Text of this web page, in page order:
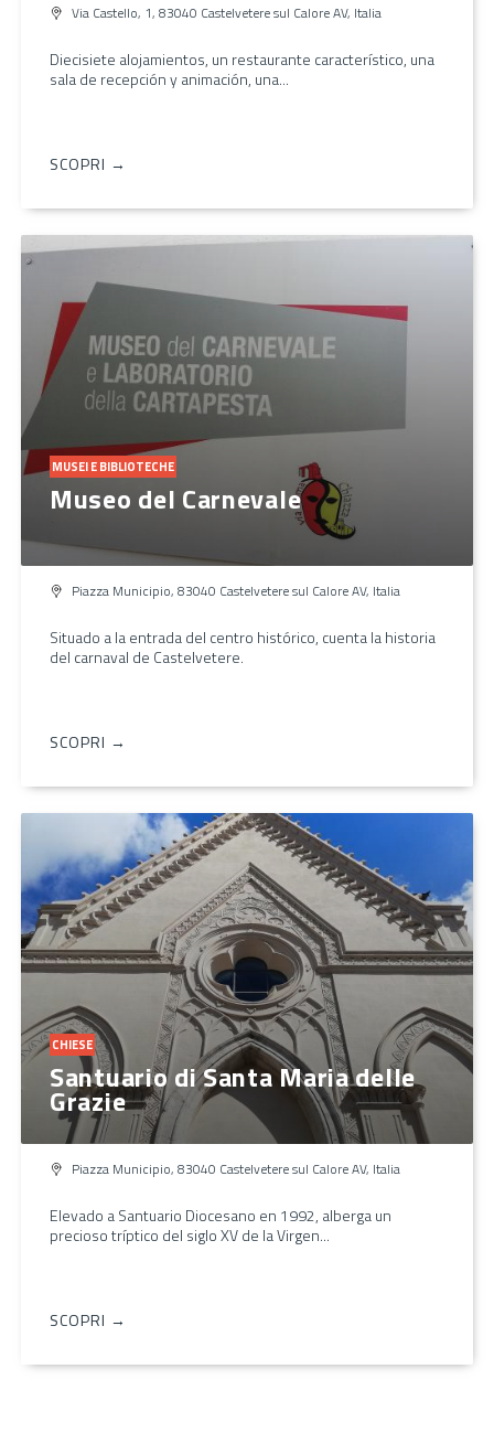
Via Castello, 1, 83040 Castelvetere sul Calore AV, Italia
Diecisiete alojamientos, un restaurante característico, una
sala de recepción y animación, una...
SCOPRI →
MUSEI E BIBLIOTECHE
Museo del Carnevale
Piazza Municipio, 83040 Castelvetere sul Calore AV, Italia
Situado a la entrada del centro histórico, cuenta la historia
del carnaval de Castelvetere.
SCOPRI →
CHIESE
Santuario di Santa Maria delle
Grazie
Piazza Municipio, 83040 Castelvetere sul Calore AV, Italia
Elevado a Santuario Diocesano en 1992, alberga un
precioso tríptico del siglo XV de la Virgen...
SCOPRI →